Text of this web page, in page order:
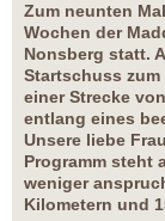
Zum neunten
Wochen der
Nonsberg statt.
Startschuss zum
einer Strecke
entlang eines
Unsere liebe
Programm steht
weniger
Kilometern und